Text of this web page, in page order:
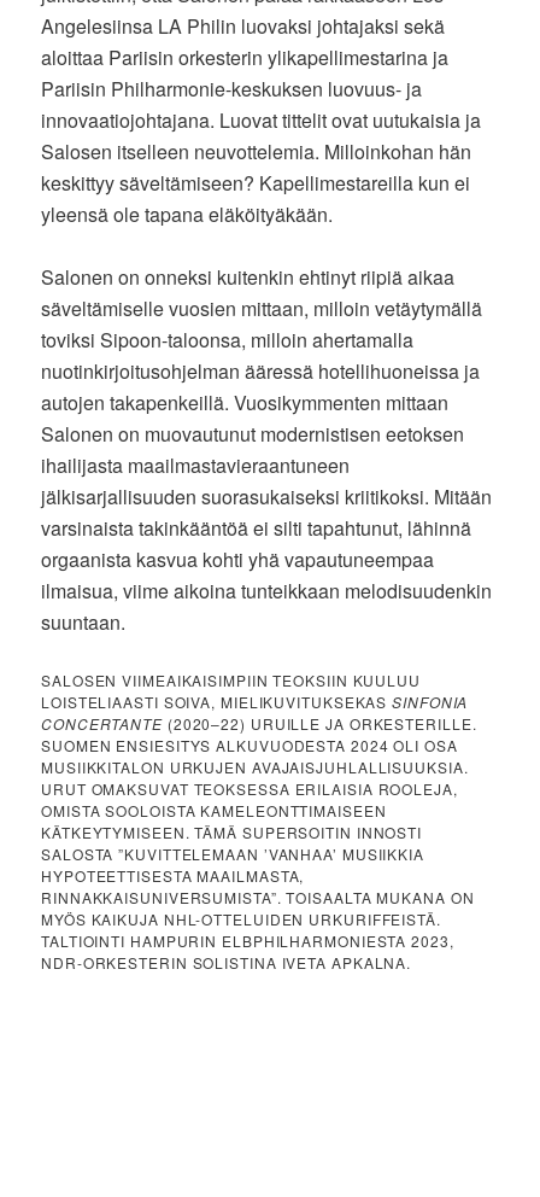
Angelesiinsa LA Philin luovaksi johtajaksi sekä
aloittaa Pariisin orkesterin ylikapellimestarina ja
Pariisin Philharmonie-keskuksen luovuus- ja
innovaatiojohtajana. Luovat tittelit ovat uutukaisia ja
Salosen itselleen neuvottelemia. Milloinkohan hän
keskittyy säveltämiseen? Kapellimestareilla kun ei
yleensä ole tapana eläköityäkään.
Salonen on onneksi kuitenkin ehtinyt riipiä aikaa
säveltämiselle vuosien mittaan, milloin vetäytymällä
toviksi Sipoon-taloonsa, milloin ahertamalla
nuotinkirjoitusohjelman ääressä hotellihuoneissa ja
autojen takapenkeillä. Vuosikymmenten mittaan
Salonen on muovautunut modernistisen eetoksen
ihailijasta maailmastavieraantuneen
jälkisarjallisuuden suorasukaiseksi kriitikoksi. Mitään
varsinaista takinkääntöä ei silti tapahtunut, lähinnä
orgaanista kasvua kohti yhä vapautuneempaa
ilmaisua, viime aikoina tunteikkaan melodisuudenkin
suuntaan.
SALOSEN VIIMEAIKAISIMPIIN TEOKSIIN KUULUU
LOISTELIAASTI SOIVA, MIELIKUVITUKSEKASSINFONIA
CONCERTANTE(2020–22) URUILLE JA ORKESTERILLE.
SUOMEN ENSIESITYS ALKUVUODESTA 2024 OLI OSA
MUSIIKKITALON URKUJEN AVAJAISJUHLALLISUUKSIA.
URUT OMAKSUVAT TEOKSESSA ERILAISIA ROOLEJA,
OMISTA SOOLOISTA KAMELEONTTIMAISEEN
KÄTKEYTYMISEEN. TÄMÄ SUPERSOITIN INNOSTI
SALOSTA ”KUVITTELEMAAN ’VANHAA’ MUSIIKKIA
HYPOTEETTISESTA MAAILMASTA,
RINNAKKAISUNIVERSUMISTA”. TOISAALTA MUKANA ON
MYÖS KAIKUJA NHL-OTTELUIDEN URKURIFFEISTÄ.
TALTIOINTI HAMPURIN ELBPHILHARMONIESTA 2023,
NDR-ORKESTERIN SOLISTINA IVETA APKALNA.